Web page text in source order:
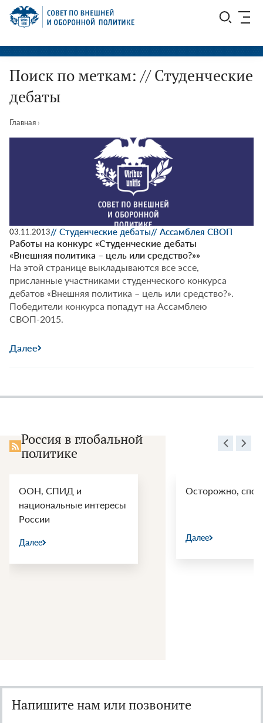
Перейти
СВОП
Поиск по меткам: // Студенческие
дебаты
Главная ›
03.11.2013// Студенческие дебаты// Ассамблея СВОП
Работы на конкурс «Студенческие дебаты
«Внешняя политика – цель или средство?»»
На этой странице выкладываются все эссе,
присланные участниками студенческого конкурса
дебатов «Внешняя политика – цель или средство?».
Победители конкурса попадут на Ассамблею
СВОП-2015.
Далее
Россия в глобальной
политике
ООН, СПИД и
национальные интересы
России
Далее
Осторожно,
Далее
Напишите нам или позвоните